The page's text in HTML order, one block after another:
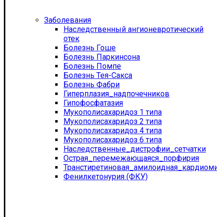
Заболевания
Наследственный ангионевротический
отек
Болезнь Гоше
Болезнь Паркинсона
Болезнь Помпе
Болезнь Тея-Сакса
Болезнь Фабри
Гиперплазия_надпочечников
Гипофосфатазия
Мукополисахаридоз 1 типа
Мукополисахаридоз 2 типа
Мукополисахаридоз 4 типа
Мукополисахаридоз 6 типа
Наследственные_дистрофии_сетчатки
Острая_перемежающаяся_порфирия
Фенилкетонурия (ФКУ)